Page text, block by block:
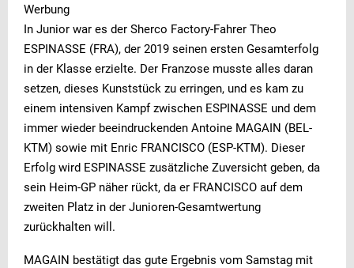
Werbung
In Junior war es der Sherco Factory-Fahrer Theo
ESPINASSE (FRA), der 2019 seinen ersten Gesamterfolg
in der Klasse erzielte. Der Franzose musste alles daran
setzen, dieses Kunststück zu erringen, und es kam zu
einem intensiven Kampf zwischen ESPINASSE und dem
immer wieder beeindruckenden Antoine MAGAIN (BEL-
KTM) sowie mit Enric FRANCISCO (ESP-KTM). Dieser
Erfolg wird ESPINASSE zusätzliche Zuversicht geben, da
sein Heim-GP näher rückt, da er FRANCISCO auf dem
zweiten Platz in der Junioren-Gesamtwertung
zurückhalten will.
MAGAIN bestätigt das gute Ergebnis vom Samstag mit